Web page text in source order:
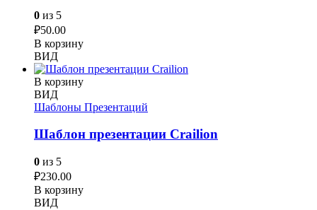
0 из 5
₽50.00
В корзину
ВИД
В корзину
ВИД
Шаблоны Презентаций
Шаблон презентации Crailion
0 из 5
₽230.00
В корзину
ВИД